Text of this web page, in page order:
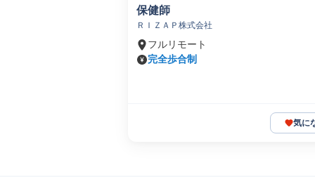
保健師
ＲＩＺＡＰ株式会社
フルリモート
完全歩合制
気に